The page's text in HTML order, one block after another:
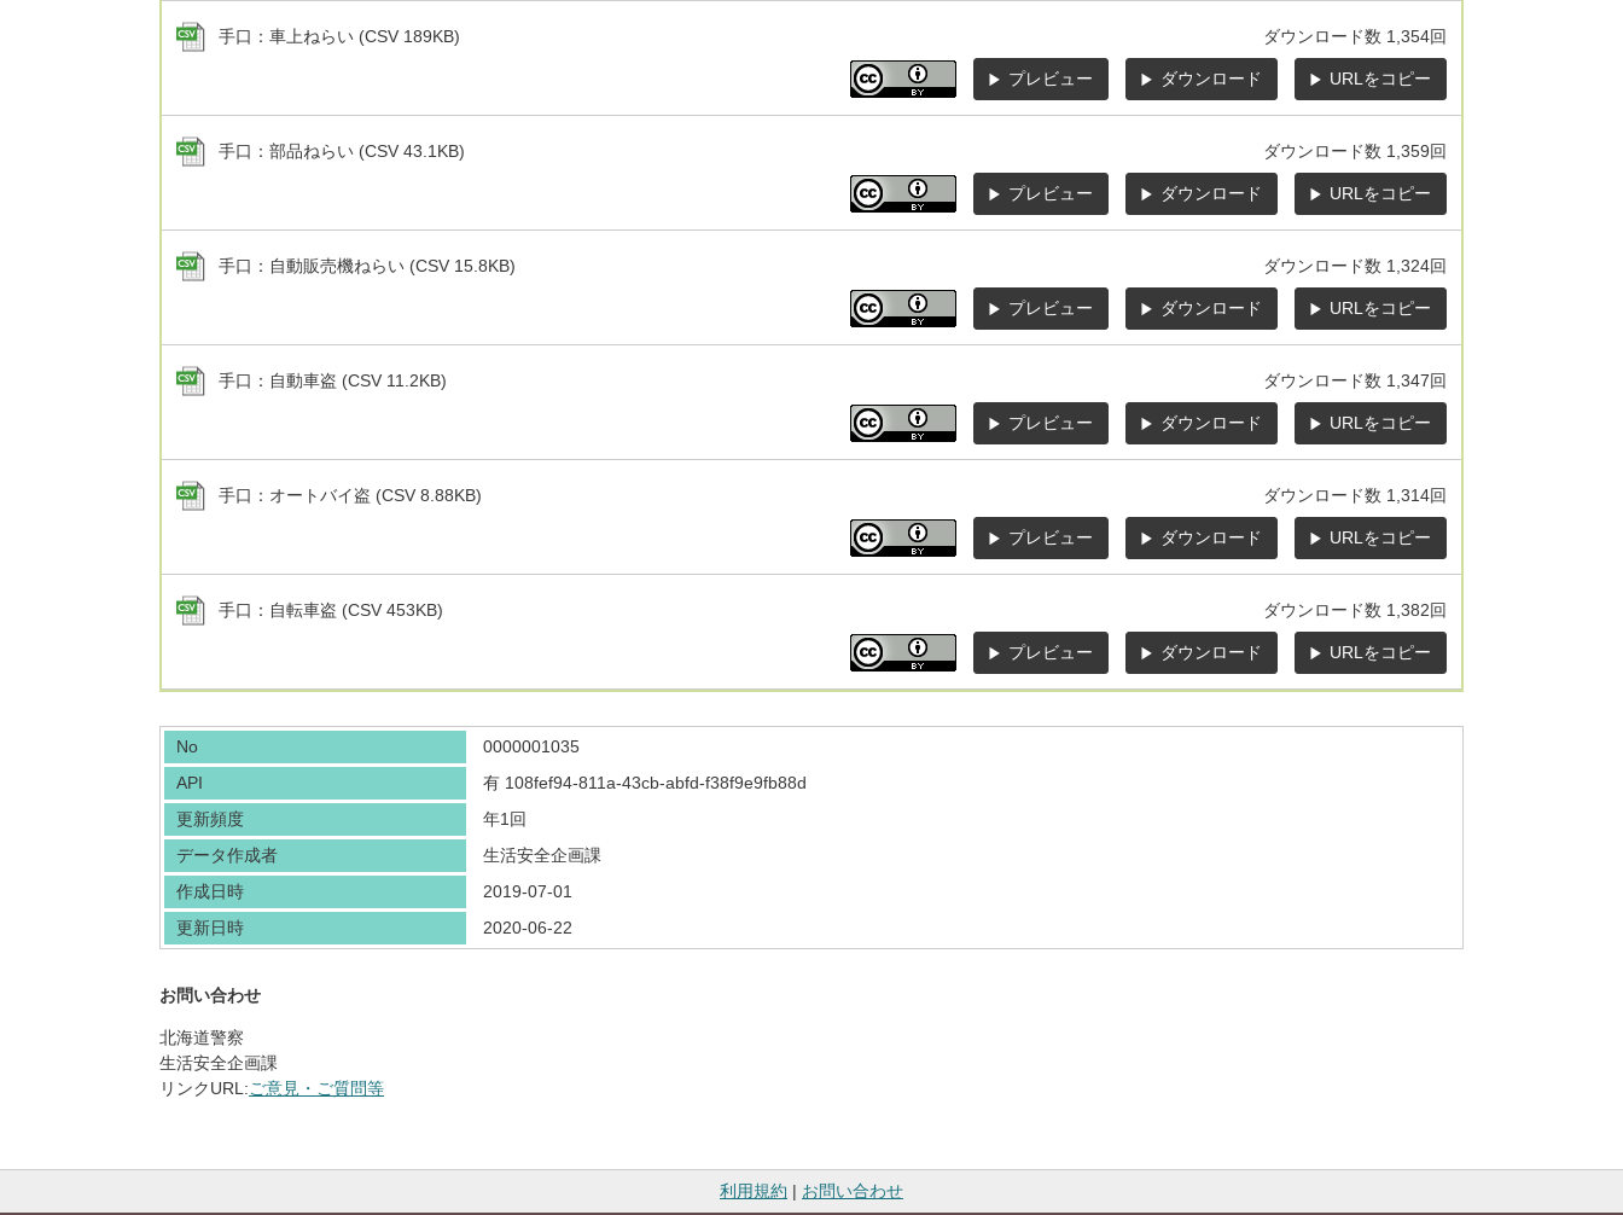
手口：車上ねらい (CSV 189KB) ダウンロード数 1,354回
プレビュー ダウンロード URLをコピー
手口：部品ねらい (CSV 43.1KB) ダウンロード数 1,359回
プレビュー ダウンロード URLをコピー
手口：自動販売機ねらい (CSV 15.8KB) ダウンロード数 1,324回
プレビュー ダウンロード URLをコピー
手口：自動車盗 (CSV 11.2KB) ダウンロード数 1,347回
プレビュー ダウンロード URLをコピー
手口：オートバイ盗 (CSV 8.88KB) ダウンロード数 1,314回
プレビュー ダウンロード URLをコピー
手口：自転車盗 (CSV 453KB) ダウンロード数 1,382回
プレビュー ダウンロード URLをコピー
No
0000001035
API
有 108fef94-811a-43cb-abfd-f38f9e9fb88d
更新頻度
年1回
データ作成者
生活安全企画課
作成日時
2019-07-01
更新日時
2020-06-22
お問い合わせ
北海道警察
生活安全企画課
リンクURL:ご意見・ご質問等
利用規約 | お問い合わせ